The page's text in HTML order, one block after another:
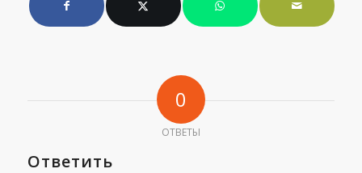
0
ОТВЕТЫ
Ответить